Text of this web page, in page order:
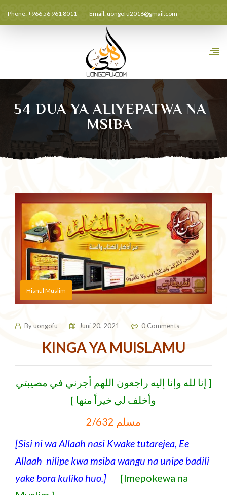
Phone: +966 56 961 8011 Email:uongofu2016@gmail.com
54 DUA YA ALIYEPATWA NA
MSIBA
Hisnul Muslim
Byuongofu Juni 20, 2021 0 Comments
KINGA YA MUISLAMU
[ إنا لله وإنا إليه راجعون اللهم أجرني في مصيبتي
وأخلف لي خيراً منها ]
مسلم 2/632
[Sisi ni wa Allaah nasi Kwake tutarejea, Ee
Allaah nilipe kwa msiba wangu na unipe badili
yake bora kuliko huo.]
[Imepokewa na